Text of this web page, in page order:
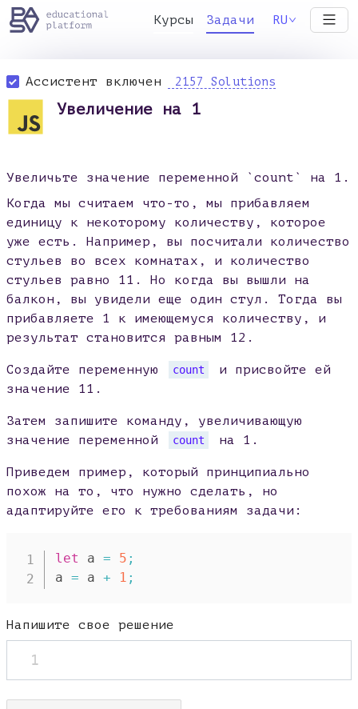
Курсы Задачи RU
Ассистент включен 2157 Solutions
Увеличение на 1
Увеличьте значение переменной `count` на 1.
Когда мы считаем что-то, мы прибавляем
единицу к некоторому количеству, которое
уже есть. Например, вы посчитали количество
стульев во всех комнатах, и количество
стульев равно 11. Но когда вы вышли на
балкон, вы увидели еще один стул. Тогда вы
прибавляете 1 к имеющемуся количеству, и
результат становится равным 12.
Создайте переменную count
и присвойте ей
значение 11.
Затем запишите команду, увеличивающую
значение переменной
count на 1.
Приведем пример, который принципиально
похож на то, что нужно сделать, но
адаптируйте его к требованиям задачи:
let a = 5 ;
a = a + 1 ;
Напишите свое решение
1